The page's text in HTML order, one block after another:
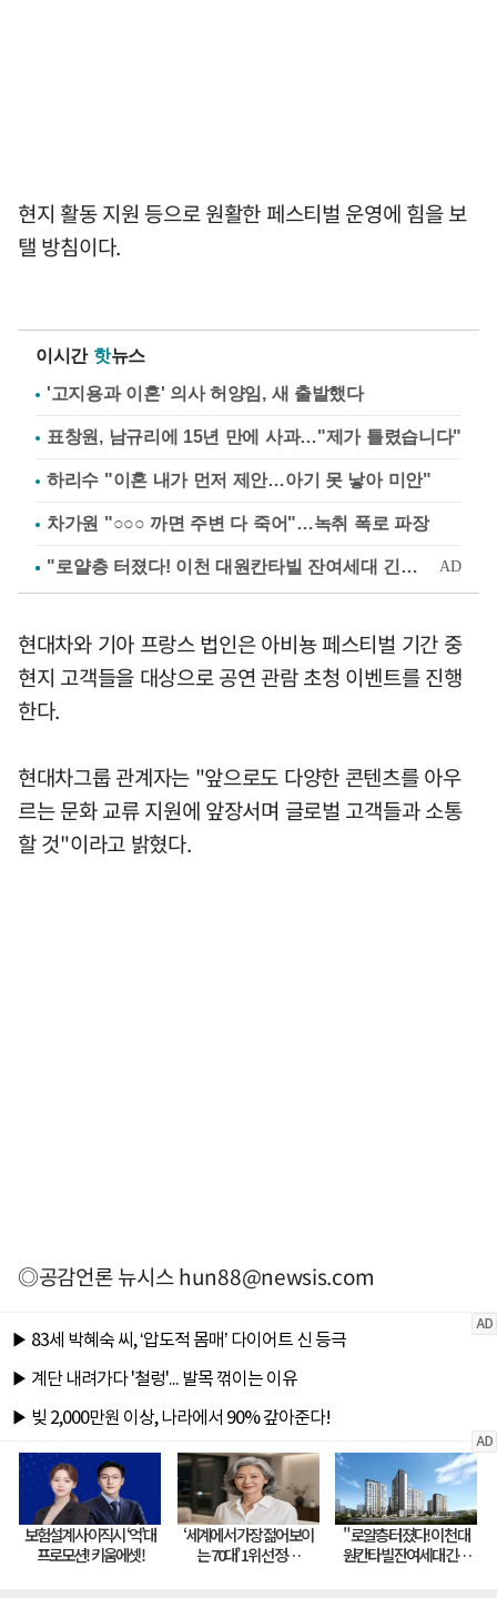
현지 활동 지원 등으로 원활한 페스티벌 운영에 힘을 보
탤 방침이다.
이시간 핫뉴스
'고지용과 이혼' 의사 허양임, 새 출발했다
표창원, 남규리에 15년 만에 사과…"제가 틀렸습니다"
하리수 "이혼 내가 먼저 제안…아기 못 낳아 미안"
차가원 "○○○ 까면 주변 다 죽어"…녹취 폭로 파장
현대차와 기아 프랑스 법인은 아비뇽 페스티벌 기간 중
현지 고객들을 대상으로 공연 관람 초청 이벤트를 진행
한다.
현대차그룹 관계자는 "앞으로도 다양한 콘텐츠를 아우
르는 문화 교류 지원에 앞장서며 글로벌 고객들과 소통
할 것"이라고 밝혔다.
◎공감언론 뉴시스hun88@newsis.com